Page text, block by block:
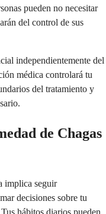
pueden no necesitar
del control de sus
independientemente del
médica controlará tu
del tratamiento y
de Chagas
implica seguir
decisiones sobre tu